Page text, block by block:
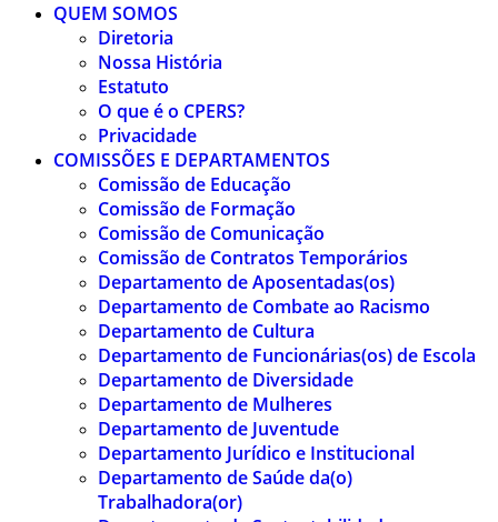
QUEM SOMOS
Diretoria
Nossa História
Estatuto
O que é o CPERS?
Privacidade
COMISSÕES E DEPARTAMENTOS
Comissão de Educação
Comissão de Formação
Comissão de Comunicação
Comissão de Contratos Temporários
Departamento de Aposentadas(os)
Departamento de Combate ao Racismo
Departamento de Cultura
Departamento de Funcionárias(os) de Escola
Departamento de Diversidade
Departamento de Mulheres
Departamento de Juventude
Departamento Jurídico e Institucional
Departamento de Saúde da(o)
Trabalhadora(or)